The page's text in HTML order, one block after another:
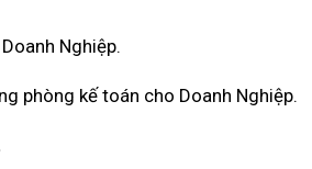
Nghiệp.
phòng kế toán cho Doanh Nghiệp.